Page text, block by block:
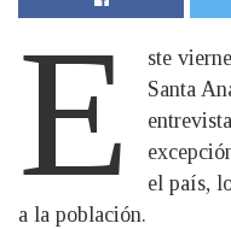
E
ste
Santa
el país,
a la población.